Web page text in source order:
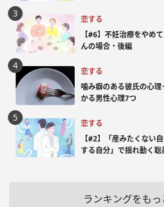
恋する
【#6】不妊治療をやめ
んの場合・後編
恋する
噛み癖のある彼氏の心
かる男性心理7つ
恋する
【#2】「産みたくない
する自分」で揺れ動く聡
ランキングをもっ